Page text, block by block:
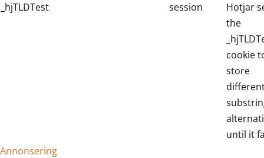
_hjTLDTest session
Hotjar
the
cookie
store
until it
Annonsering